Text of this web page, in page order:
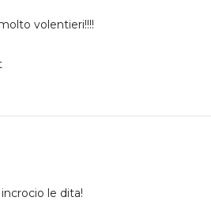
volentieri!!!!
le dita!